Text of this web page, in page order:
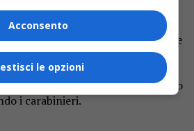
effettuato il furto, è riuscito a
un complice che lo stava
donna non è rimasto altro da fare
ai militari dell’arma che, giunti
alcuni sopralluoghi per
però riuscire a trovarlo. Sul caso
i carabinieri.
Acconsento
le opzioni